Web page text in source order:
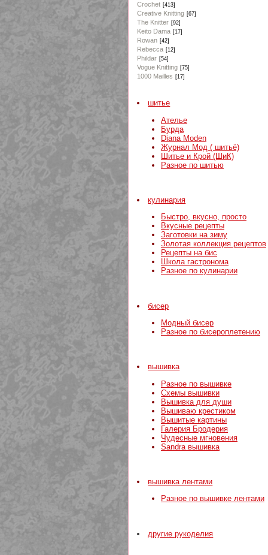
Crochet [413]
Creative Knitting [67]
The Knitter [92]
Keito Dama [17]
Rowan [42]
Rebecca [12]
Phildar [54]
Vogue Knitting [75]
1000 Mailles [17]
шитье
Ателье
Бурда
Diana Moden
Журнал Мод ( шитьё)
Шитье и Крой (ШиК)
Разное по шитью
кулинария
Быстро, вкусно, просто
Вкусные рецепты
Заготовки на зиму
Золотая коллекция рецептов
Рецепты на бис
Школа гастронома
Разное по кулинарии
бисер
Модный бисер
Разное по бисероплетению
вышивка
Разное по вышивке
Схемы вышивки
Вышивка для души
Вышиваю крестиком
Вышитые картины
Галерия Бродерия
Чудесные мгновения
Sandra вышивка
вышивка лентами
Разное по вышивке лентами
другие рукоделия